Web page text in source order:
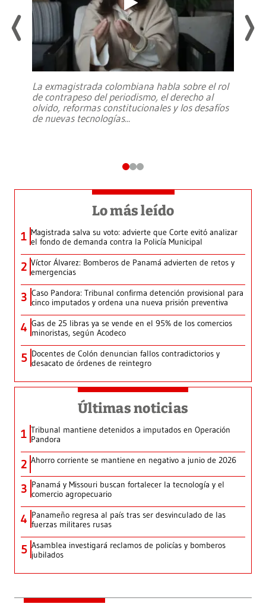
La exmagistrada colombiana habla sobre el rol
de contrapeso del periodismo, el derecho al
olvido, reformas constitucionales y los desafíos
de nuevas tecnologías...
Lo más leído
1 Magistrada salva su voto: advierte que Corte evitó analizar
el fondo de demanda contra la Policía Municipal
2 Víctor Álvarez: Bomberos de Panamá advierten de retos y
emergencias
3 Caso Pandora: Tribunal confirma detención provisional para
cinco imputados y ordena una nueva prisión preventiva
4 Gas de 25 libras ya se vende en el 95% de los comercios
minoristas, según Acodeco
5 Docentes de Colón denuncian fallos contradictorios y
desacato de órdenes de reintegro
Últimas noticias
1 Tribunal mantiene detenidos a imputados en Operación
Pandora
2 Ahorro corriente se mantiene en negativo a junio de 2026
3 Panamá y Missouri buscan fortalecer la tecnología y el
comercio agropecuario
4 Panameño regresa al país tras ser desvinculado de las
fuerzas militares rusas
5 Asamblea investigará reclamos de policías y bomberos
jubilados